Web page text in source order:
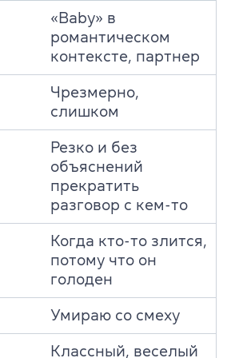
«Baby» в
романтическом
контексте, партнер
Чрезмерно,
слишком
Резко и без
объяснений
прекратить
разговор с кем-то
Когда кто-то злится,
потому что он
голоден
Умираю со смеху
Классный, веселый